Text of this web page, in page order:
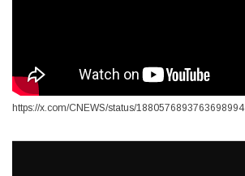
https://x.com/CNEWS/status/1880576893763698994